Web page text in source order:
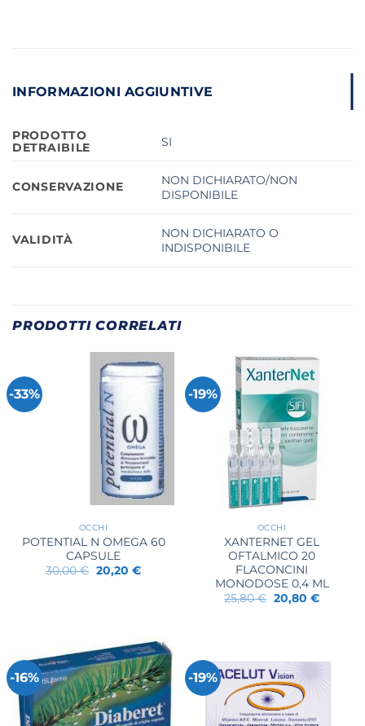
INFORMAZIONI AGGIUNTIVE
PRODOTTO
DETRAIBILE
SI
CONSERVAZIONE
NON DICHIARATO/NON
DISPONIBILE
VALIDITÀ
NON DICHIARATO O
INDISPONIBILE
PRODOTTI CORRELATI
-33%
OCCHI
POTENTIAL N OMEGA 60
CAPSULE
30,00€ Il
prezzo
20,20 €Il
-19%
OCCHI
XANTERNET GEL
OFTALMICO 20
FLACONCINI
MONODOSE 0,4 ML
25,80€ Il
prezzo
20,80 €Il
-16% -19%